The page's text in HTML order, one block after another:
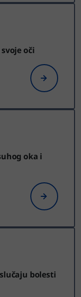
oči
oka i
bolesti